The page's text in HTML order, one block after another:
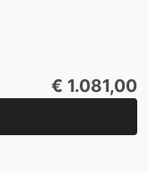
€ 1.081,00